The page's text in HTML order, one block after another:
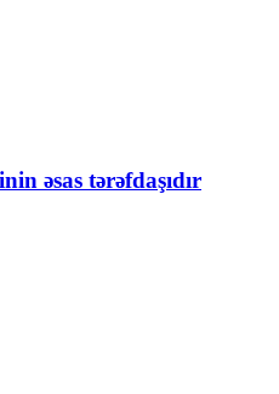
əsas tərəfdaşıdır